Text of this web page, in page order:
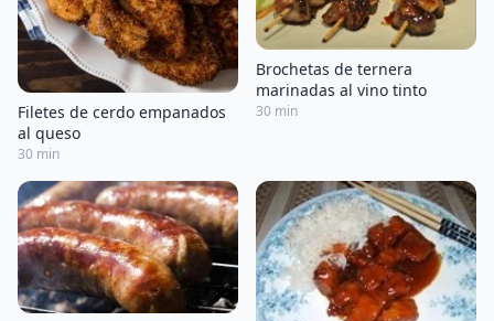
Filetes de cerdo empanados
al queso
30 min
Brochetas de ternera
marinadas al vino tinto
30 min